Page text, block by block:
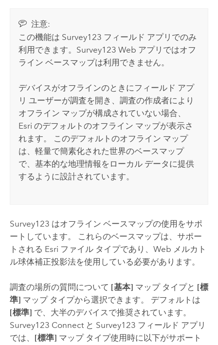
注意:
この機能は Survey123 フィールド アプリでのみ
利用できます。 Survey123 Web アプリではオフ
ライン ベースマップは利用できません。
デバイスがオフラインのときにフィールド アプ
リ ユーザーが調査を開き、調査の作成者により
オフライン マップが構成されていない場合、
Esri のデフォルトのオフライン マップが表示さ
れます。 このデフォルトのオフライン マップ
は、軽量で簡素化された世界のベースマップ
で、基本的な地理情報をローカル データに提供
するように設計されています。
Survey123 はオフライン ベースマップの使用をサポ
ートしています。 これらのベースマップは、サポー
トされる Esri ファイル タイプであり、Web メルカト
ル球体補正投影法を使用している必要があります。
調査の場所の質問について [基本] マップ タイプと [標
準] マップ タイプから選択できます。 デフォルトは
[標準] で、大半のデバイスで推奨されています。
Survey123 Connectと Survey123 フィールド アプリ
では、 [標準] マップ タイプ使用時に以下がサポート